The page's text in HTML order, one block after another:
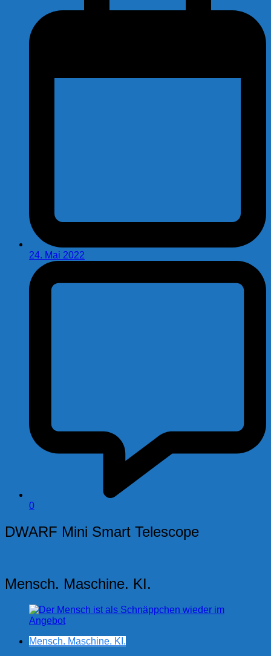
24. Mai 2022
0
DWARF Mini Smart Telescope
Mensch. Maschine. KI.
Mensch. Maschine. KI.